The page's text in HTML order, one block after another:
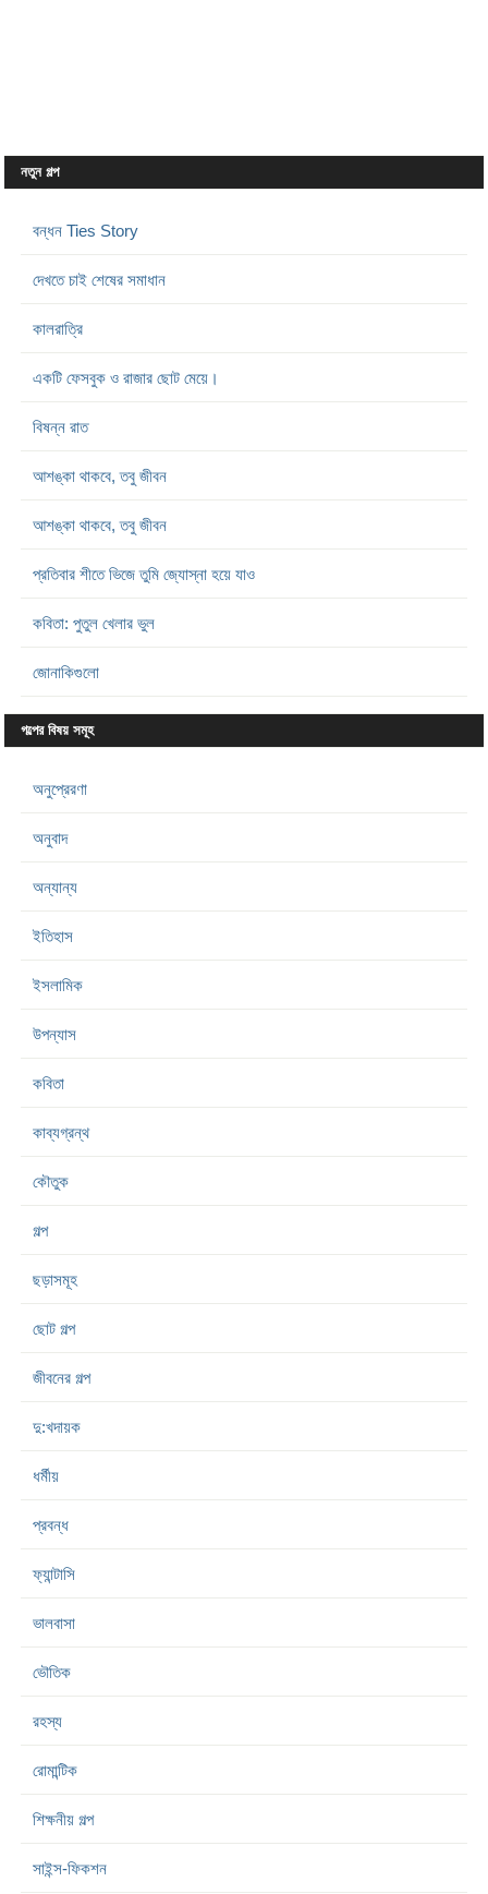
নতুন গল্প
বন্ধন Ties Story
দেখতে চাই শেষের সমাধান
কালরাত্রি
একটি ফেসবুক ও রাজার ছোট মেয়ে।
বিষন্ন রাত
আশঙ্কা থাকবে, তবু জীবন
আশঙ্কা থাকবে, তবু জীবন
প্রতিবার শীতে ভিজে তুমি জ্যোস্না হয়ে যাও
কবিতা: পুতুল খেলার ভুল
জোনাকিগুলো
গল্পের বিষয় সমূহ
অনুপ্রেরণা
অনুবাদ
অন্যান্য
ইতিহাস
ইসলামিক
উপন্যাস
কবিতা
কাব্যগ্রন্থ
কৌতুক
গল্প
ছড়াসমূহ
ছোট গল্প
জীবনের গল্প
দু:খদায়ক
ধর্মীয়
প্রবন্ধ
ফ্যান্টাসি
ভালবাসা
ভৌতিক
রহস্য
রোমান্টিক
শিক্ষনীয় গল্প
সাইন্স-ফিকশন